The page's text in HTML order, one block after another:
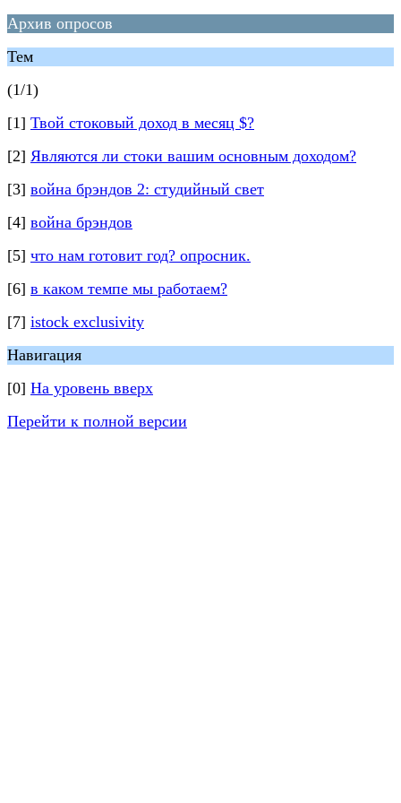
Архив опросов
Тем
(1/1)
[1] Твой стоковый доход в месяц $?
[2] Являются ли стоки вашим основным доходом?
[3] война брэндов 2: студийный свет
[4] война брэндов
[5] что нам готовит год? опросник.
[6] в каком темпе мы работаем?
[7] istock exclusivity
Навигация
[0] На уровень вверх
Перейти к полной версии